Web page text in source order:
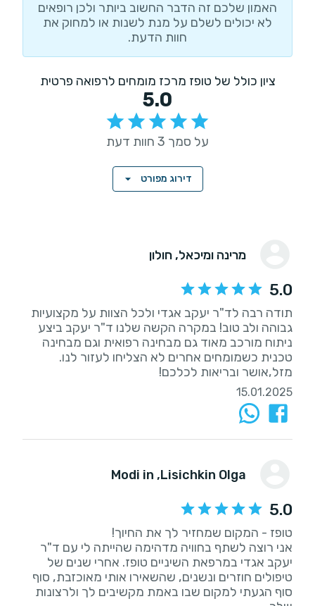
האמון שלכם זה הדבר החשוב ביותר ולכן רופאים
לא יכולים לשלם על מנת לשנות או למחוק את
חוות הדעת.
ציון כולל של טופז מרכז מומחים לרפואה פרטית
5.0
על סמך 3 חוות דעת
דירוג מפורט
מרינה ומיכאל, חולון
5.0
תודה רבה לד"ר יעקב אגדי ולכל הצוות על מקצועיות
גבוהה ולב טוב! במקרה הקשה שלנו ד"ר יעקב ביצע
ניתוח מורכב מאוד גם מבחינה רפואית וגם מבחינה
מזל,אושר ובריאות לכלכם!
15.01.2025
Lisichkin Olga
, Modi in
5.0
אני רוצה לשתף בחוויה מדהימה שהייתה לי עם ד"ר
יעקב אגדי במרפאת השיניים טופז. אחרי שנים של
טיפולים חוזרים ונשנים, שהשאירו אותי מאוכזבת, סוף
סוף הגעתי למקום שבו באמת מקשיבים לך ולרצונות